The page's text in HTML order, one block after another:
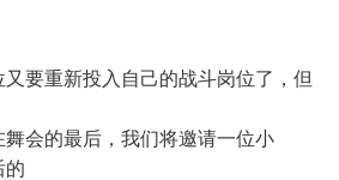
重新投入自己的战斗岗位了，但
会的最后，我们将邀请一位小